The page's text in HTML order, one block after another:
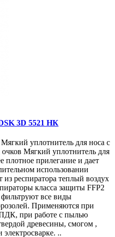
3D 5521 НК
уплотнитель для носа с
Мягкий уплотнитель для
плотное прилегание и дает
использовании
респиратора теплый воздух
класса защиты FFP2
все виды
Применяются при
ПДК, при работе с пылью
древесины, смогом ,
..